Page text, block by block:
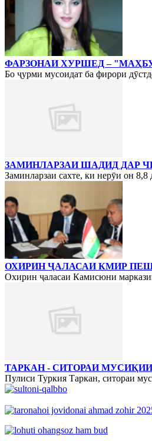
ФАРЗОНАИ ХУРШЕД –
Бо ҷурми мусоидат ба фирори
ЗАМИНЛАРЗАИ ШАДИД ДАР
Заминларзаи сахте, ки нерӯи он
ОХИРИН ҶАЛАСАИ КМИР
Охирин ҷаласаи Камисюни
ТАРКАН - СИТОРАИ
Пулиси Туркия Таркан, ситораи